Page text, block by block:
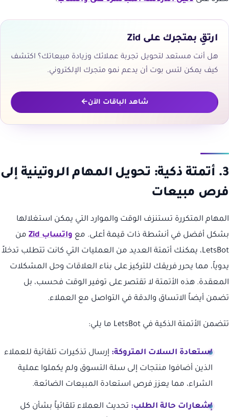
ارتقِ بمتجرك على Zid
هل أنت مستعد لتحويل تجربة عملائك وزيادة مبيعاتك؟ اكتشف
كيف يمكن لتس بوت أن يدعم نمو متجرك الإلكتروني.
شاهد الباقات الآن
3. أتمتة ذكية: تحويل المهام الروتينية إلى
فرص مبيعات
المهام المتكررة تستنزف الوقت والموارد التي يمكن استغلالها
بشكل أفضل في أنشطة ذات قيمة أعلى. مع واتساب Zid
من
LetsBot، يمكنك أتمتة العديد من العمليات التي كانت تتطلب تدخلاً
يدوياً، مما يحرر فريقك للتركيز على بناء العلاقات وحل المشكلات
المعقدة. هذه الأتمتة لا تقتصر على توفير الوقت فحسب، بل
تضمن أيضاً الاتساق والدقة في التواصل مع العملاء.
تتضمن الأتمتة الذكية في LetsBot ما يلي:
استعادة السلات المتروكة: إرسال تذكيرات تلقائية للعملاء
الذين أضافوا منتجات إلى سلة التسوق ولم يكملوا عملية
الشراء، مما يعزز فرص استعادة المبيعات الضائعة.
إشعارات حالة الطلب: تحديث العملاء تلقائياً بشأن كل